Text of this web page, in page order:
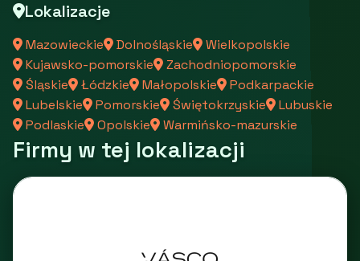
Lokalizacje
Mazowieckie Dolnośląskie
Wielkopolskie
Kujawsko-pomorskie
Zachodniopomorskie
Śląskie
Łódzkie Małopolskie
Podkarpackie
Lubelskie
Pomorskie Świętokrzyskie
Lubuskie
Podlaskie
Opolskie Warmińsko-mazurskie
Firmy w tej lokalizacji